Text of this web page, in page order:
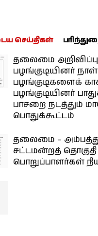
செய்திகள்
தலைமை
பழங்குடியினர்
பழங்குடிகளைக்
பழங்குடியினர்
பாசறை நடத்தும்
பொதுக்கூட்டம்
தலைமை –
சட்டமன்றத் தொகுதி
பொறுப்பாளர்கள்